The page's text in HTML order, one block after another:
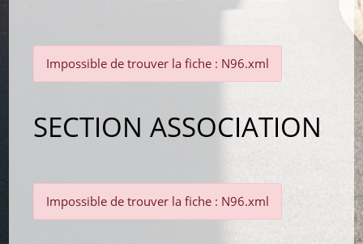
Impossible de trouver la fiche : N96.xml
SECTION ASSOCIATION
Impossible de trouver la fiche : N96.xml